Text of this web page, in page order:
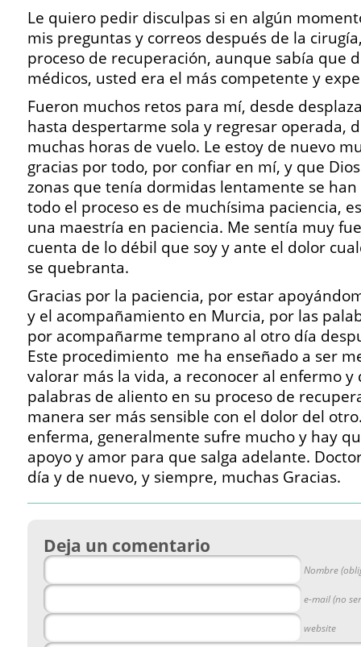
Le quiero pedir disculpas si en algún
mis preguntas y correos después de la
proceso de recuperación, aunque sabía que
médicos, usted era el más competente y
Fueron muchos retos para mí, desde
hasta despertarme sola y regresar operada,
muchas horas de vuelo. Le estoy de nuevo
gracias por todo, por confiar en mí, y que
zonas que tenía dormidas lentamente se
todo el proceso es de muchísima paciencia,
una maestría en paciencia. Me sentía muy
cuenta de lo débil que soy y ante el dolor
se quebranta.
Gracias por la paciencia, por estar
y el acompañamiento en Murcia, por las
por acompañarme temprano al otro día
Este procedimiento me ha enseñado a ser
valorar más la vida, a reconocer al enfermo y
palabras de aliento en su proceso de
manera ser más sensible con el dolor del
enferma, generalmente sufre mucho y hay
apoyo y amor para que salga adelante.
día y de nuevo, y siempre, muchas Gracias.
Deja un comentario
Nombre
e-mail (no
website